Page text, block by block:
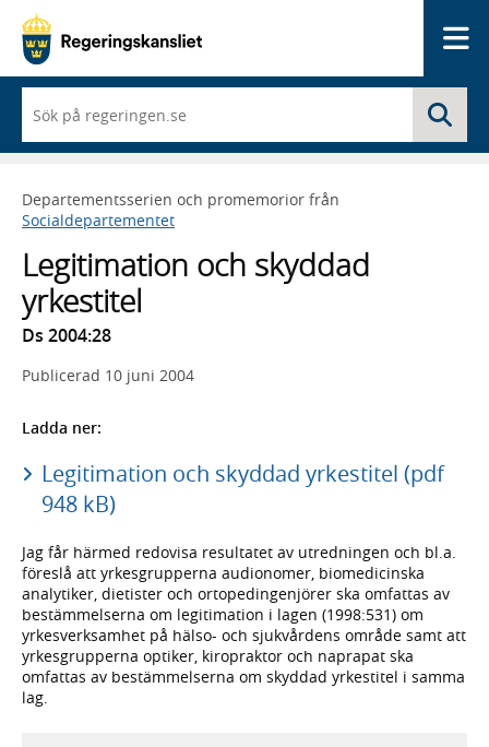
du
börjar
skriva
framträder
en
med
sökförslag
Departementsserien och promemorior från
Socialdepartementet
Legitimation och skyddad
yrkestitel
Ds 2004:28
Publicerad 10 juni 2004
Ladda ner:
Legitimation och skyddad yrkestitel (pdf
948 kB)
Jag får härmed redovisa resultatet av utredningen och bl.a.
föreslå att yrkesgrupperna audionomer, biomedicinska
analytiker, dietister och ortopedingenjörer ska omfattas av
bestämmelserna om legitimation i lagen (1998:531) om
yrkesverksamhet på hälso- och sjukvårdens område samt att
yrkesgrupperna optiker, kiropraktor och naprapat ska
omfattas av bestämmelserna om skyddad yrkestitel i samma
lag.